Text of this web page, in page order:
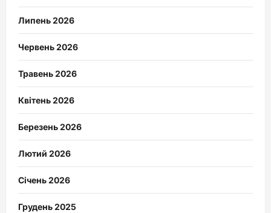
Липень 2026
Червень 2026
Травень 2026
Квітень 2026
Березень 2026
Лютий 2026
Січень 2026
Грудень 2025